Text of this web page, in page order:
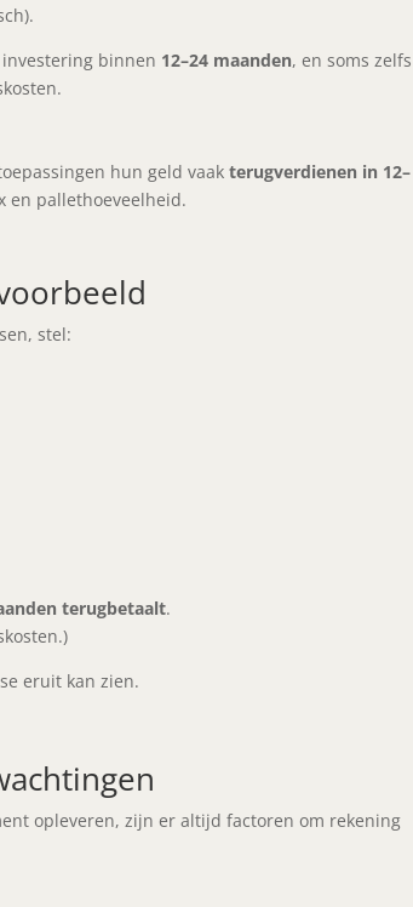
binnen 12–24 maanden, en soms zelfs
hun geld vaakterugverdienen in 12–
en pallethoeveelheid.
stel:
terugbetaalt.
eruit kan zien.
opleveren, zijn er altijd factoren om rekening